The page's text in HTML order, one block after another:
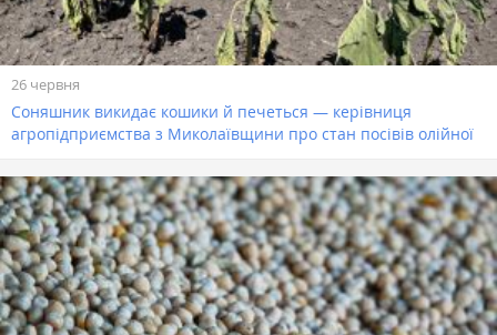
26 червня
Соняшник викидає кошики й печеться — керівниця
агропідприємства з Миколаївщини про стан посівів олійної